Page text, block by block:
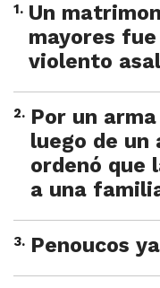
1. Un
mayores
violento
2. Por un
luego de un
ordenó que
a una
3. Penoucos